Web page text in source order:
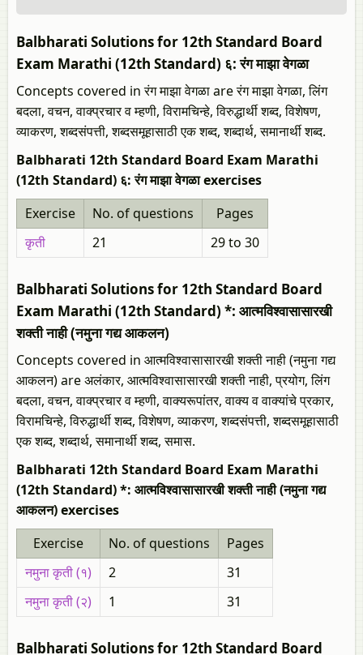
Balbharati Solutions for 12th Standard Board
Exam Marathi (12th Standard) ६: रंग माझा वेगळा
Concepts covered in रंग माझा वेगळा are रंग माझा वेगळा, लिंग
बदला, वचन, वाक्प्रचार व म्हणी, विरामचिन्हे, विरुद्धार्थी शब्द, विशेषण,
व्याकरण, शब्दसंपत्ती, शब्दसमूहासाठी एक शब्द, शब्दार्थ, समानार्थी शब्द.
Balbharati 12th Standard Board Exam Marathi
(12th Standard) ६: रंग माझा वेगळा exercises
Exercise
No. of questions
Pages
कृती
21 29 to 30
Balbharati Solutions for 12th Standard Board
Exam Marathi (12th Standard) *: आत्मविश्वासासारखी
शक्ती नाही (नमुना गद्य आकलन)
Concepts covered in आत्मविश्वासासारखी शक्ती नाही (नमुना गद्य
आकलन) are अलंकार, आत्मविश्वासासारखी शक्ती नाही, प्रयोग, लिंग
बदला, वचन, वाक्प्रचार व म्हणी, वाक्यरूपांतर, वाक्य व वाक्यांचे प्रकार,
विरामचिन्हे, विरुद्धार्थी शब्द, विशेषण, व्याकरण, शब्दसंपत्ती, शब्दसमूहासाठी
एक शब्द, शब्दार्थ, समानार्थी शब्द, समास.
Balbharati 12th Standard Board Exam Marathi
(12th Standard) *: आत्मविश्वासासारखी शक्ती नाही (नमुना गद्य
आकलन) exercises
Exercise
No. of questions
Pages
नमुना कृती (१)
2
31
नमुना कृती (२)
1 31
Balbharati Solutions for 12th Standard Board